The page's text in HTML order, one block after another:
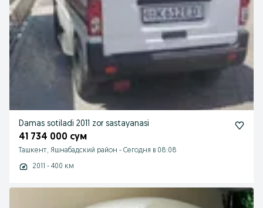
Damas sotiladi 2011 zor sastayanasi
41 734 000 сум
Ташкент, Яшнабадский район - Сегодня в 08:08
2011 - 400 км